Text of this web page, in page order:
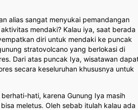
alias sangat menyukai pemandangan
mendaki? Kalau iya, saat berada
diri untuk mendaki ke puncak
stratovolcano yang berlokasi di
Dari atas puncak Iya, wisatawan
secara keseluruhan khususnya untuk
hati, karena Gunung Iya masih
meletus. Oleh sebab itulah kalau ada